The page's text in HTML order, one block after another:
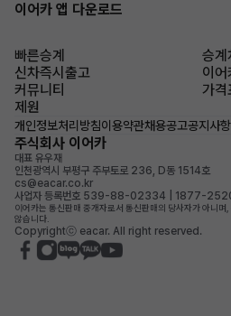
이어카 앱 다운로드
빠른승계
승계
신차즉시출고
이어
커뮤니티
가격
제원
개인정보처리방침이용약관채용공고공지사항
주식회사 이어카
대표 유우재
인천광역시 부평구 주부토로 236, D동 1514호
cs@eacar.co.kr
사업자 등록번호 539-88-02334 | 1877-
이어카는 통신판매 중개자로서 통신판매의 당사자가 아니
않습니다.
Copyrightⓒ eacar. All right reserved.